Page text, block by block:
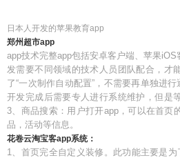
日本人开发的苹果教育app
郑州超市app
app技术完整app包括安卓客户端、苹果
发需要不同领域的技术人员团队配合，才
了“一次制作自动配置”，不需要再单独进
开发完成后需要专人进行系统维护，但是
3、商品搜索：用户打开app，可以在首页
品，活动等信息。
花卷云淘宝客app系统：
1、首页完全自定义装修。此功能主要是